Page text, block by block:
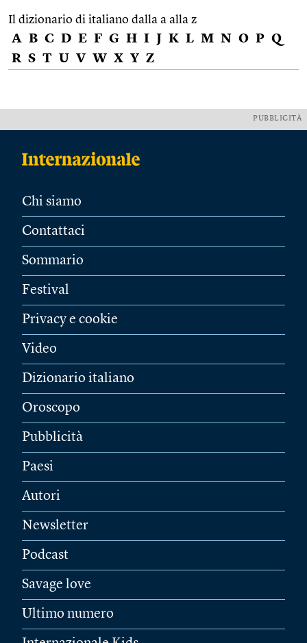
Il dizionario di italiano dalla a alla z
A B C D E F G H I J K L M N O P Q
R S T U V W X Y Z
PUBBLICITÀ
Chi siamo
Contattaci
Sommario
Festival
Privacy e cookie
Video
Dizionario italiano
Oroscopo
Pubblicità
Paesi
Autori
Newsletter
Podcast
Savage love
Ultimo numero